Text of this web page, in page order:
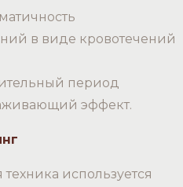
в виде кровотечений
период
эффект.
используется